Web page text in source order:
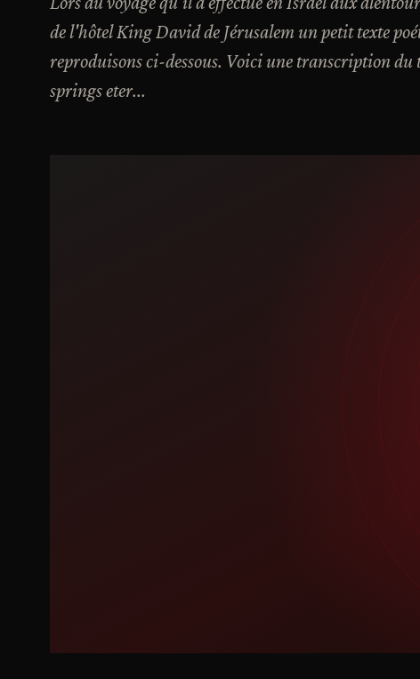
de l'hôtel King David de Jérusalem un petit texte
reproduisons ci-dessous. Voici une transcription du
springs eter...